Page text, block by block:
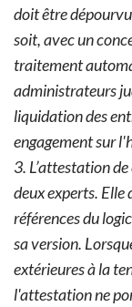
doit être
soit, avec un
traitement
administrateurs
liquidation des
engagement sur
3. L’attestation
deux experts.
références du
sa version.
extérieures à la
l'attestation ne